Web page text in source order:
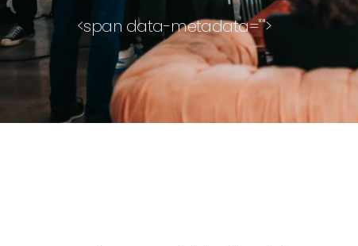
<span data-metadata="">